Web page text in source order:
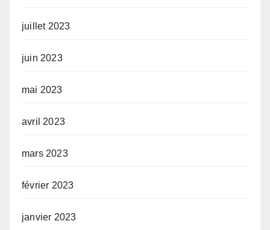
juillet 2023
juin 2023
mai 2023
avril 2023
mars 2023
février 2023
janvier 2023